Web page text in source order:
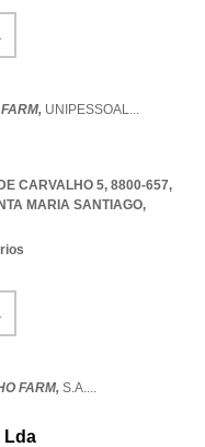
UNIPESSOAL...
CARVALHO 5, 8800-657,
MARIA SANTIAGO,
FARM, S.A....
Lda